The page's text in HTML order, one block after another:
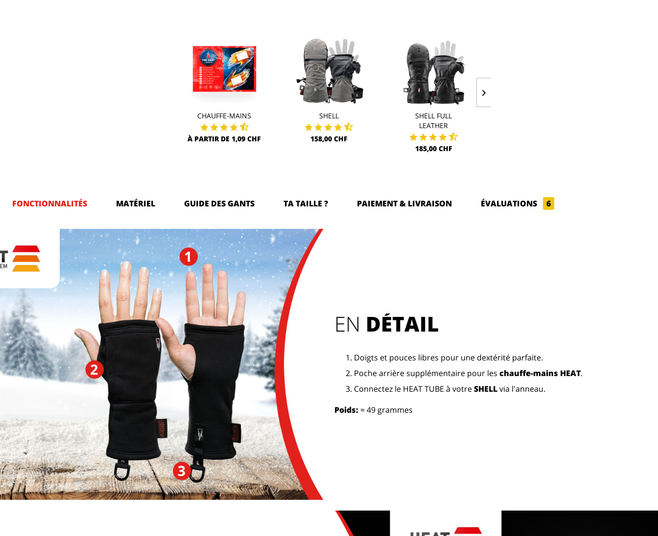
CHAUFFE-MAINS
À PARTIR DE 1,09 CHF
SHELL
158,00 CHF
SHELL FULL
LEATHER
185,00 CHF
FONCTIONNALITÉS MATÉRIEL GUIDE DES GANTS TA TAILLE ? PAIEMENT & LIVRAISON ÉVALUATIONS 6
EN DÉTAIL
Doigts et pouces libres pour une dextérité parfaite.
Poche arrière supplémentaire pour les chauffe-mains HEAT.
Connectez le HEAT TUBE à votreSHELLvia l'anneau.
Poids: ≈ 49 grammes